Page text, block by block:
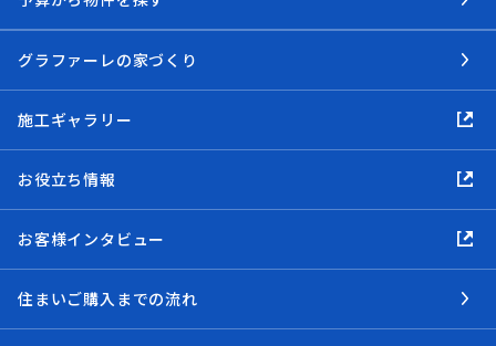
グラファーレの家づくり
施工ギャラリー
お役立ち情報
お客様インタビュー
住まいご購入までの流れ